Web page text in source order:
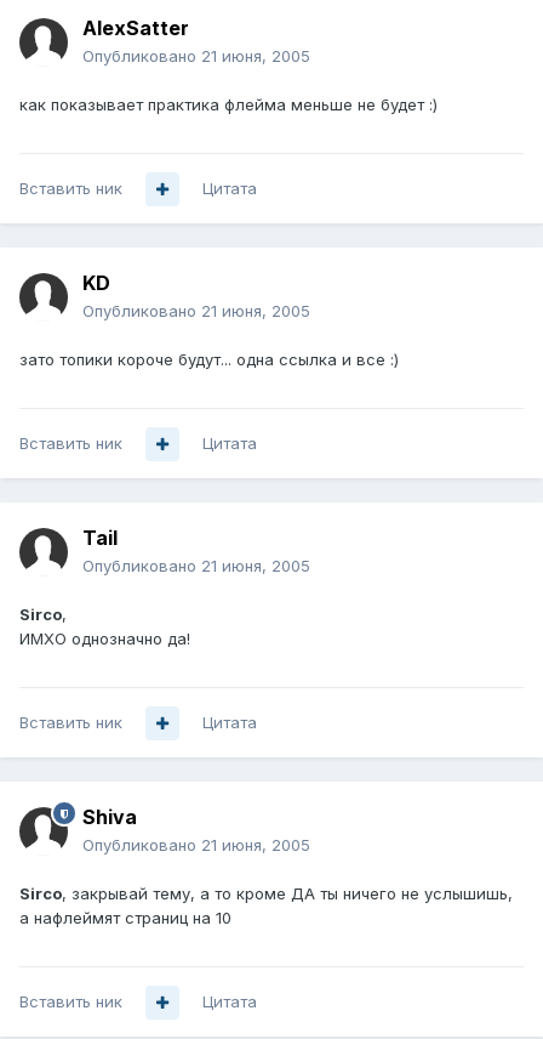
AlexSatter
Опубликовано 21 июня, 2005
как показывает практика флейма меньше не будет :)
Вставить ник Цитата
KD
Опубликовано 21 июня, 2005
зато топики короче будут... одна ссылка и все :)
Вставить ник Цитата
Tail
Опубликовано 21 июня, 2005
Sirco,
ИМХО однозначно да!
Вставить ник Цитата
Shiva
Опубликовано 21 июня, 2005
Sirco, закрывай тему, а то кроме ДА ты ничего не услышишь,
а нафлеймят страниц на 10
Вставить ник Цитата